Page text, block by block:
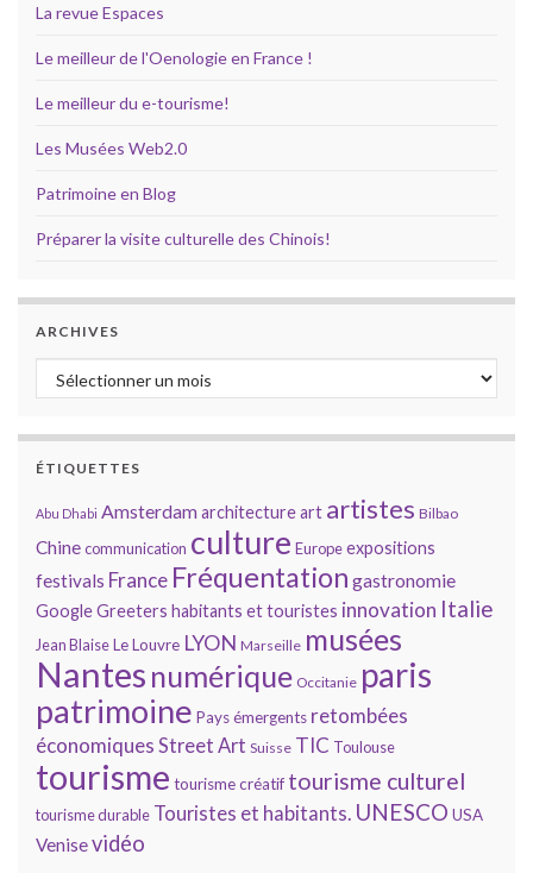
La revue Espaces
Le meilleur de l'Oenologie en France !
Le meilleur du e-tourisme!
Les Musées Web2.0
Patrimoine en Blog
Préparer la visite culturelle des Chinois!
ARCHIVES
Archives
ÉTIQUETTES
Abu Dhabi Amsterdamarchitectureart artistes Bilbao
Chinecommunication culture Europeexpositions
festivals France Fréquentation gastronomie
GoogleGreeters habitants et touristes innovation Italie
Jean BlaiseLe Louvre LYON Marseille musées
Nantes numérique Occitanie paris
patrimoine Pays émergents retombées
économiques Street Art Suisse TIC Toulouse
tourisme tourisme créatif tourisme culturel
tourisme durable Touristes et habitants. UNESCO USA
Venisevidéo